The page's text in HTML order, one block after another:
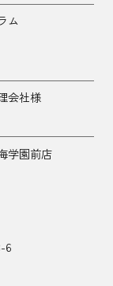
ム
会社様
学園前店
6